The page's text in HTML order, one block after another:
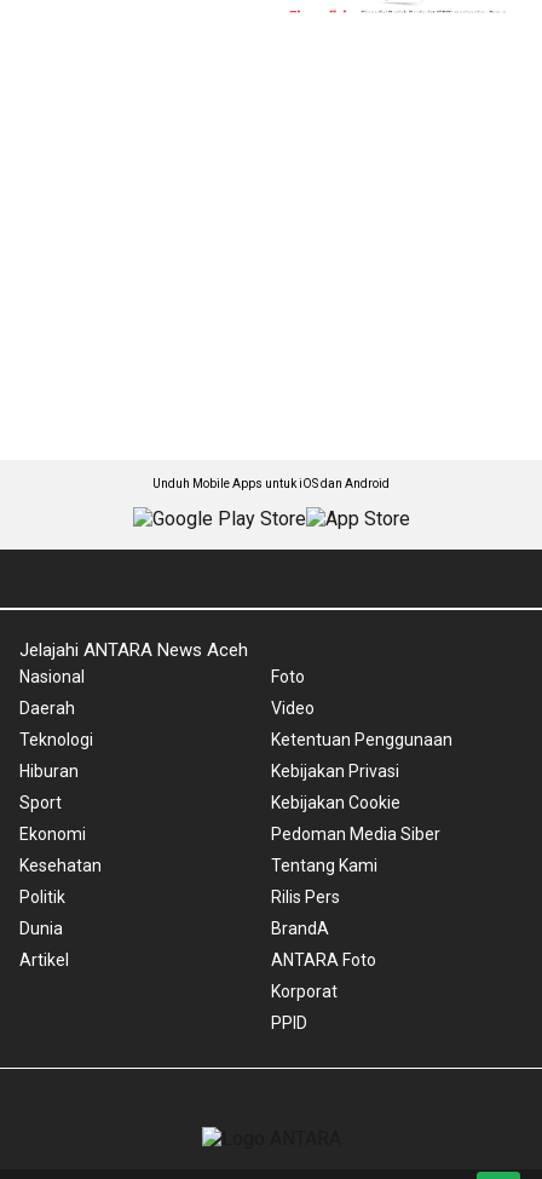
Unduh Mobile Apps untuk iOS dan Android
Jelajahi ANTARA News Aceh
Nasional
Daerah
Teknologi
Hiburan
Sport
Ekonomi
Kesehatan
Politik
Dunia
Artikel
Foto
Video
Ketentuan Penggunaan
Kebijakan Privasi
Kebijakan Cookie
Pedoman Media Siber
Tentang Kami
Rilis Pers
BrandA
ANTARA Foto
Korporat
PPID